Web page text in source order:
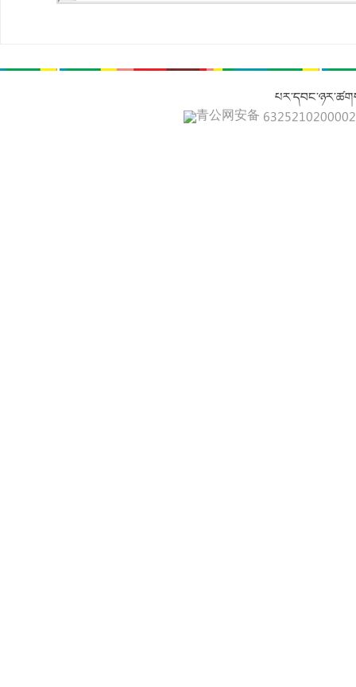
青公网安备